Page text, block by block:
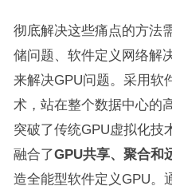
彻底解决这些痛点的方法
储问题、软件定义网络解
来解决GPU问题。采用软
术，站在整个数据中心的
突破了传统GPU虚拟化技
融合了GPU共享、聚合和
造全能型软件定义GPU。